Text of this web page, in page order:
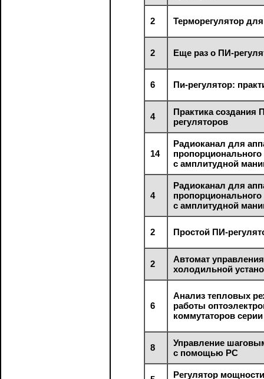
2 Терморегулятор
2 Еще раз о ПИ-
6 Пи-регулятор:
4
Практика создания
регуляторов
14
Радиоканал для
с амплитудной
4
Радиоканал для
с амплитудной
2 Простой ПИ-
2
Автомат управления
холодильной
6
Анализ тепловых
работы
коммутаторов
8
Управление
с помощью PC
Регулятор